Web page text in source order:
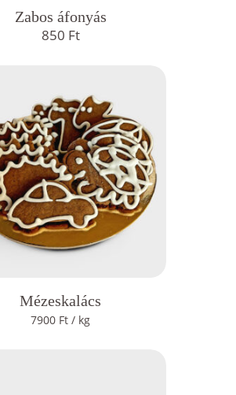
Zabos áfonyás
850 Ft
Mézeskalács
7900 Ft / kg